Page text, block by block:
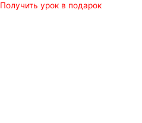
Получить урок в подарок